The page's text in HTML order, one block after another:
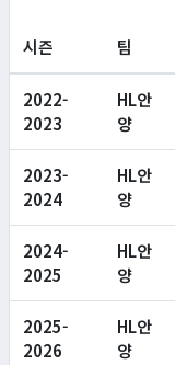
시즌 팀
2022-
2023
HL안
양
2023-
2024
HL안
양
2024-
2025
HL안
양
2025-
2026
HL안
양